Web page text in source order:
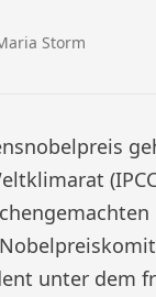
Storm
unter dem